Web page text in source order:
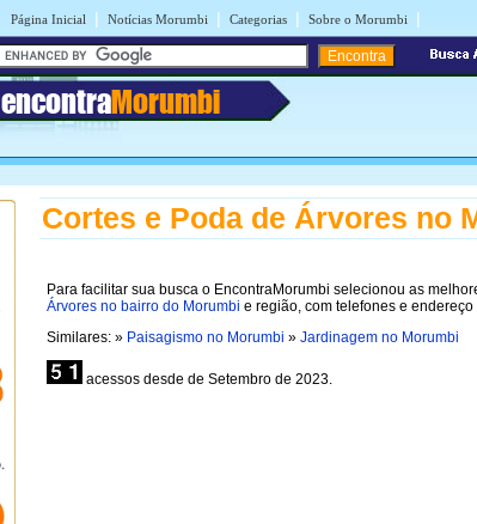
Página Inicial | Notícias Morumbi | Categorias | Sobre o Morumbi |
encontraMorumbi
Cortes e Poda de Árvores no
Para facilitar sua busca o EncontraMorumbi selecionou as
Árvores no bairro do Morumbi e região, com telefones e endereço
Similares: » Paisagismo no Morumbi » Jardinagem no Morumbi
acessos desde de Setembro de 2023.